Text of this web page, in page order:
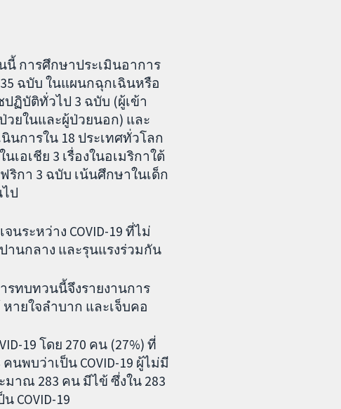
นี้ การศึกษาประเมินอาการ
ฉบับ ในแผนกฉุกเฉินหรือ
ปฏิบัติทั่วไป 3 ฉบับ (ผู้เข้า
วยในและผู้ป่วยนอก) และ
นการใน 18 ประเทศทั่วโลก
อเชีย 3 เรื่องในอเมริกาใต้
ริกา 3 ฉบับ เน้นศึกษาในเด็ก
ป
ระหว่าง COVID-19 ที่ไม่
านกลาง และรุนแรงร่วมกัน
รทบทวนนี้จึงรายงานการ
ายใจลำบาก และเจ็บคอ
19 โดย 270 คน (27%) ที่
นพบว่าเป็น COVID-19 ผู้ไม่มี
มาณ 283 คน มีไข้ ซึ่งใน 283
COVID-19